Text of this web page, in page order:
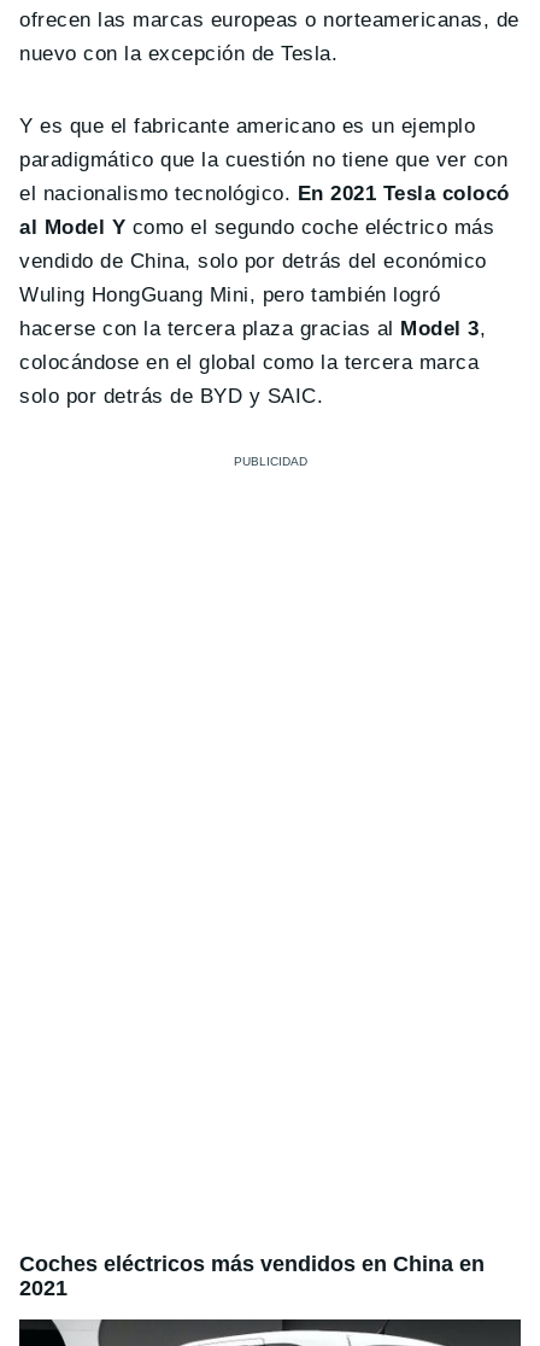
ofrecen las marcas europeas o norteamericanas, de
nuevo con la excepción de Tesla.
Y es que el fabricante americano es un ejemplo
paradigmático que la cuestión no tiene que ver con
el nacionalismo tecnológico. En 2021 Tesla colocó
al Model Y como el segundo coche eléctrico más
vendido de China, solo por detrás del económico
Wuling HongGuang Mini, pero también logró
hacerse con la tercera plaza gracias al Model 3,
colocándose en el global como la tercera marca
solo por detrás de BYD y SAIC.
Coches eléctricos más vendidos en China en
2021